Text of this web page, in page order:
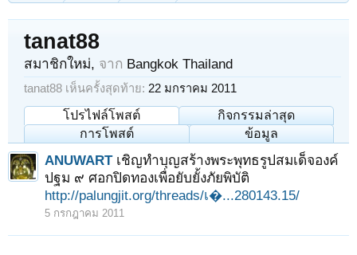
tanat88
สมาชิกใหม่, จาก Bangkok Thailand
tanat88 เห็นครั้งสุดท้าย: 22 มกราคม 2011
โปรไฟล์โพสต์
กิจกรรมล่าสุด
การโพสต์
ข้อมูล
ANUWART เชิญทำบุญสร้างพระพุทธรูปสมเด็จองค์
ปฐม ๙ ศอกปิดทองเพื่อยับยั้งภัยพิบัติ
http://palungjit.org/threads/เ�...280143.15/
5 กรกฎาคม 2011